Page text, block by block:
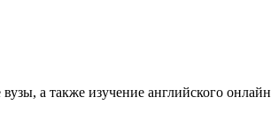
а также изучение английского онлайн